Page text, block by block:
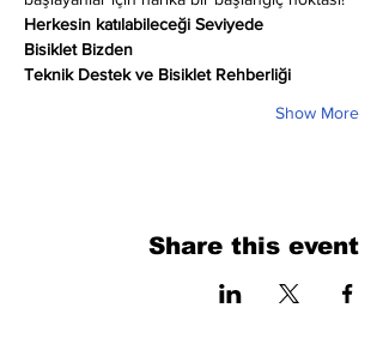
Herkesin katılabileceği Seviyede
Bisiklet Bizden
Teknik Destek ve Bisiklet Rehberliği
Show More
Share this event